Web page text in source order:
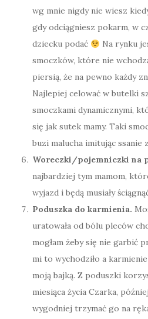
wg mnie nigdy nie wiesz
gdy odciągniesz pokarm, w
dziecku podać
Na rynku
smoczków, które nie
piersią, że na pewno każdy
Najlepiej celować w butelki
smoczkami dynamicznymi,
się jak sutek mamy. Taki
buzi malucha imitując ssanie
Woreczki/pojemniczki na
najbardziej tym mamom,
wyjazd i będą musiały
Poduszka do karmienia.
uratowała od bólu pleców
mogłam żeby się nie garbić
mi to wychodziło a
moją bajką. Z poduszki
miesiąca życia Czarka,
wygodniej trzymać go na